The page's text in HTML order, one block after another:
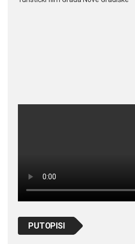
PUTOPISI